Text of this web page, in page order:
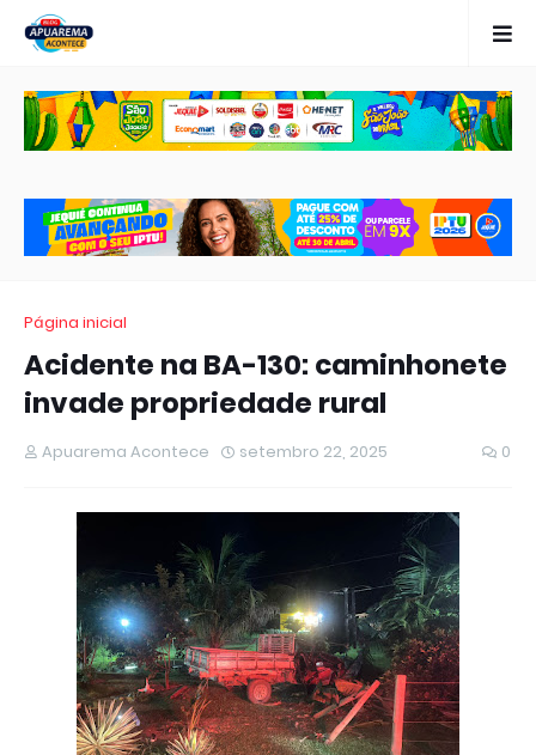
Página inicial
Acidente na BA-130: caminhonete
invade propriedade rural
Apuarema Acontece setembro 22, 2025 0